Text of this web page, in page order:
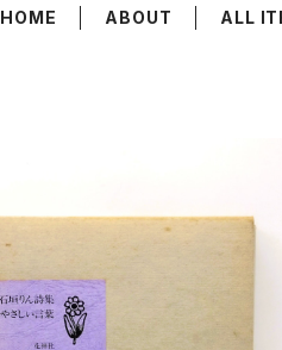
HOME ABOUT ALL